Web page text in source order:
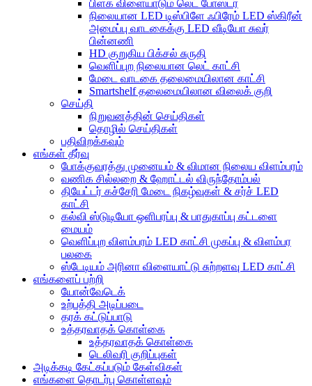
பிளக் விளையாடும் லெட் போஸ்டர்
நிலையான LED டிஸ்பிளே ஃபிரேம் LED ஸ்கிரீன்
அமைப்பு வாடகைக்கு LED வீடியோ சுவர்
பின்னணி
HD குறுகிய பிக்சல் சுருதி
வெளிப்புற நிலையான லெட் காட்சி
மேடை வாடகை தலைமையிலான காட்சி
Smartshelf தலைமையிலான விலைக் குறி
செய்தி
நிறுவனத்தின் செய்திகள்
தொழில் செய்திகள்
பதிவிறக்கவும்
எங்கள் தீர்வு
போக்குவரத்து முனையம் & விமான நிலைய விளம்பரம்
வணிக சில்லறை & ஹோட்டல் விருந்தோம்பல்
தியேட்டர் கச்சேரி மேடை நிகழ்வுகள் & சர்ச் LED
காட்சி
கல்வி ஸ்டுடியோ ஒளிபரப்பு & பாதுகாப்பு கட்டளை
மையம்
வெளிப்புற விளம்பரம் LED காட்சி முகப்பு & விளம்பர
பலகை
ஸ்டேடியம் அரினா விளையாட்டு சுற்றளவு LED காட்சி
எங்களைப் பற்றி
யோன்வேடெக்
உற்பத்தி அடிப்படை
தரக் கட்டுப்பாடு
உத்தரவாதக் கொள்கை
உத்தரவாதக் கொள்கை
டெலிவரி குறிப்புகள்
அடிக்கடி கேட்கப்படும் கேள்விகள்
எங்களை தொடர்பு கொள்ளவும்